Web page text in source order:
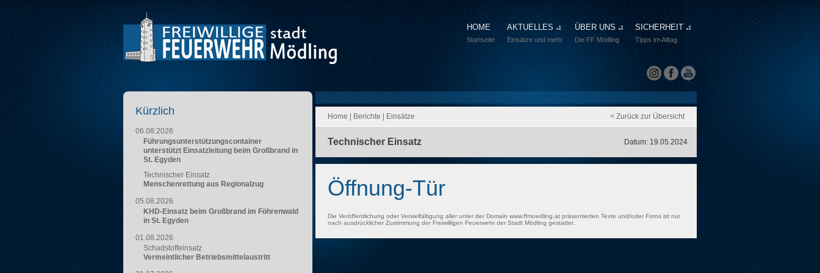
HOME
Startseite
AKTUELLES
Einsätze und mehr
ÜBER UNS
Die FF Mödling
SICHERHEIT
Tipps im Alltag
Home Berichte Einsätze < Zurück zur Übersicht
Technischer Einsatz Datum: 19.05.2024
Öffnung-Tür
Die Veröffentlichung oder Vervielfältigung aller unter der Domain www.ffmoedling.at präsentierten Texte und/oder Fotos ist nur
nach ausdrücklicher Zustimmung der Freiwilligen Feuerwehr der Stadt Mödling gestattet.
Kürzlich
06.08.2026
Führungsunterstützungscontainer
unterstützt Einsatzleitung beim Großbrand in
St. Egyden
Technischer Einsatz
Menschenrettung aus Regionalzug
05.08.2026
KHD-Einsatz beim Großbrand im Föhrenwald
in St. Egyden
01.08.2026
Schadstoffeinsatz
Vermeintlicher Betriebsmittelaustritt